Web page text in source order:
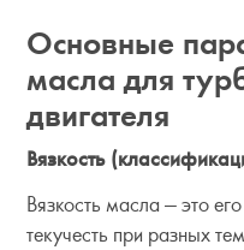
Основные
масла для
двигателя
Вязкость
Вязкость масла — это
текучесть при разных